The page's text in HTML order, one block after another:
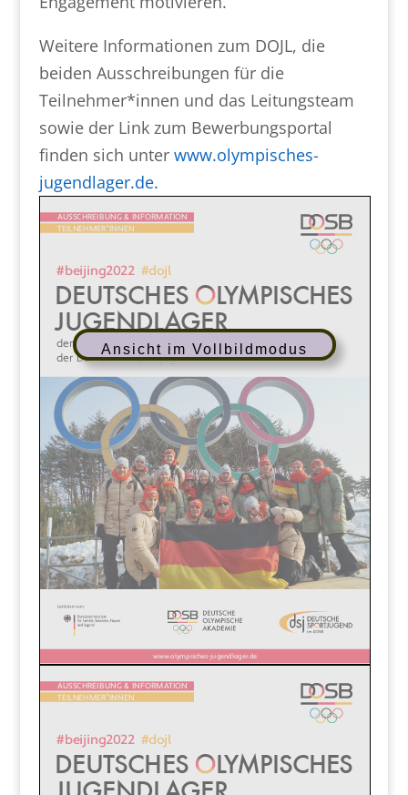
Weitere Informationen zum DOJL, die
beiden Ausschreibungen für die
Teilnehmer*innen und das Leitungsteam
sowie der Link zum Bewerbungsportal
finden sich unter www.olympisches-
jugendlager.de.
Ansicht im Vollbildmodus